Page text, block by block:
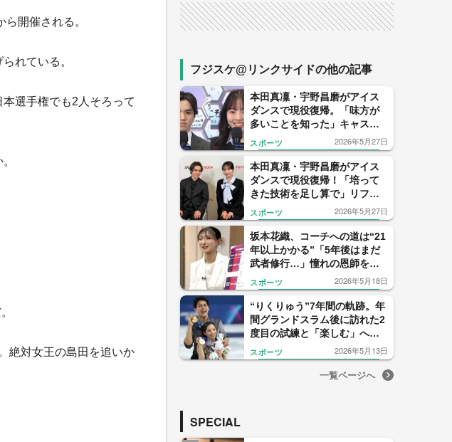
開催される。
れている。
選手権でも2人そろって
絶対女王の島田を追いか
フジスケ@リンクサイドの他の記事
本田真凜・宇野昌磨がアイス
ダンスで現役復帰。「味方が
多いことを知った」キャスタ
ー経験が導いた五輪への挑戦
スポーツ 2026年5月27日
本田真凜・宇野昌磨がアイス
ダンスで現役復帰！「培って
きた技術を足し算で」リフト
に苦戦しながらも覚悟決めた2
人の新たな挑戦
スポーツ 2026年5月27日
坂本花織、コーチへの道は“21
年以上かかる”「5年後はまだ
武者修行…」憧れの恩師を目
指すネクストステージの覚悟
スポーツ 2026年5月18日
“りくりゅう”7年間の軌跡。年
間グランドスラム後に訪れた2
度目の試練と「楽しむ」へと
変わった2人の心境
スポーツ 2026年5月13日
一覧ページへ
SPECIAL